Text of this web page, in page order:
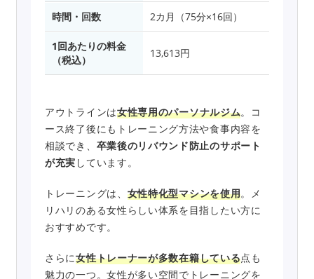
時間・回数 2カ月（75分×16回）
1回あたりの料金
（税込）
13,613円
アウトラインは女性専用のパーソナルジム。コ
ース終了後にもトレーニング方法や食事内容を
相談でき、 卒業後のリバウンド防止のサポート
が充実 しています。
トレーニングは、 女性特化型マシンを使用。メ
リハリのある女性らしい体系を目指したい方に
おすすめです。
さらに女性トレーナーが多数在籍している点も
魅力の一つ。女性が多い空間でトレーニングを